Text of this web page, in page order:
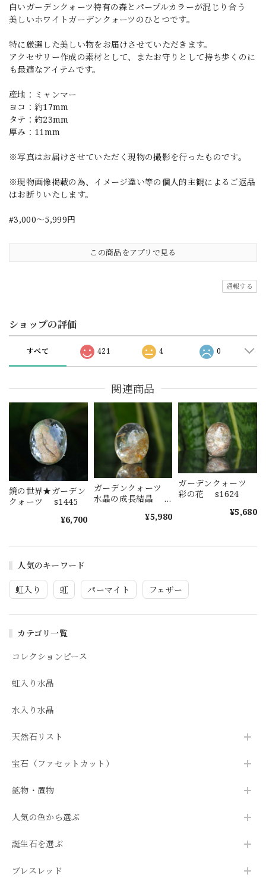
人気のキーワード
虹入り 虹 パーマイト フェザー
カテゴリ一覧
コレクションピース
虹入り水晶
水入り水晶
天然石リスト
宝石（ファセットカット）
鉱物・置物
人気の色から選ぶ
誕生石を選ぶ
ブレスレッド
白いガーデンクォーツ特有の森とパープルカラーが混じり合う
美しいホワイトガーデンクォーツのひとつです。
特に厳選した美しい物をお届けさせていただきます。
アクセサリー作成の素材として、またお守りとして持ち歩くのに
も最適なアイテムです。
産地：ミャンマー
ヨコ：約17mm
タテ：約23mm
厚み：11mm
※写真はお届けさせていただく現物の撮影を行ったものです。
※現物画像掲載の為、イメージ違い等の個人的主観によるご返品
はお断りいたします。
#3,000～5,999円
この商品をアプリで見る
通報する
ショップの評価
すべて 421 4 0
関連商品
鏡の世界★ガーデン
クォーツ s1445
¥6,700
ガーデンクォーツ
水晶の成長結晶
¥5,980
ガーデンクォーツ
彩の花 s1624
¥5,680